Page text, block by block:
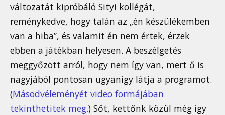
változatát kipróbáló Sityi kollégát,
reménykedve, hogy talán az „én készülékemben
van a hiba”, és valamit én nem értek, érzek
ebben a játékban helyesen. A beszélgetés
meggyőzött arról, hogy nem így van, mert ő is
nagyjából pontosan ugyanígy látja a programot.
(Másodvéleményét video formájában
tekinthetitek meg.) Sőt, kettőnk közül még így